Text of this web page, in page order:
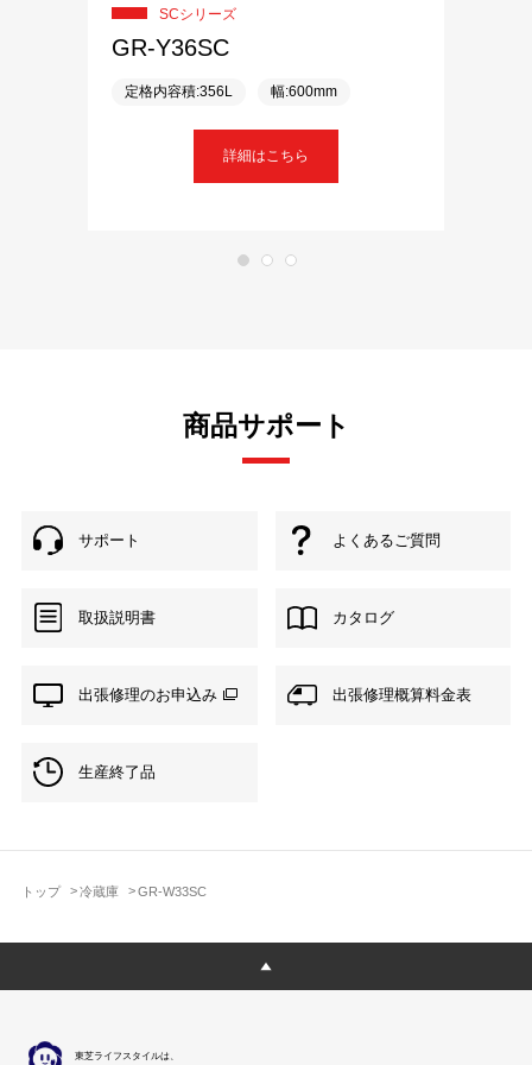
トップ 冷蔵庫 GR-W33SC
SCシリーズ
GR-Y36SC
定格内容積:356L 幅:600mm
詳細はこちら
商品サポート
サポート よくあるご質問
取扱説明書 カタログ
出張修理のお申込み 出張修理概算料金表
生産終了品
東芝ライフスタイルは、